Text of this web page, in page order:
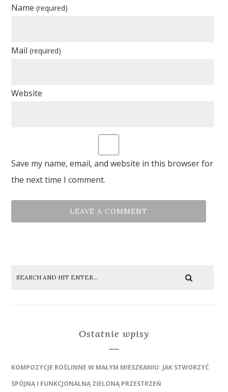
Name(required)
Mail(required)
Website
Save my name, email, and website in this browser for
the next time I comment.
Ostatnie wpisy
KOMPOZYCJE ROŚLINNE W MAŁYM MIESZKANIU: JAK STWORZYĆ
SPÓJNĄ I FUNKCJONALNĄ ZIELONĄ PRZESTRZEŃ